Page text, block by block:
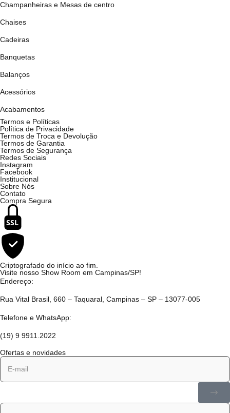
Champanheiras e Mesas de centro
Chaises
Cadeiras
Banquetas
Balanços
Acessórios
Acabamentos
Termos e Políticas
Política de Privacidade
Termos de Troca e Devolução
Termos de Garantia
Termos de Segurança
Redes Sociais
Instagram
Facebook
Institucional
Sobre Nós
Contato
Compra Segura
SSL
Criptografado do início ao fim.
Visite nosso Show Room em Campinas/SP!
Endereço:
Rua Vital Brasil, 660 – Taquaral, Campinas – SP – 13077-005
Telefone e WhatsApp:
(19) 9 9911.2022
Ofertas e novidades